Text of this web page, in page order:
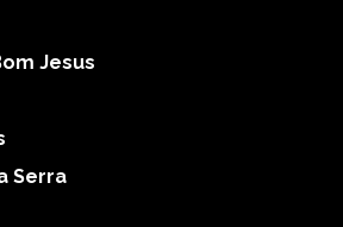
Jesus
Serra